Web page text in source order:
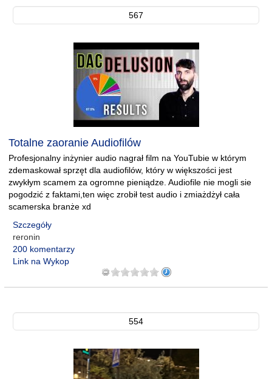
567
Totalne zaoranie Audiofilów
Profesjonalny inżynier audio nagrał film na YouTubie w którym
zdemaskował sprzęt dla audiofilów, który w większości jest
zwykłym scamem za ogromne pieniądze. Audiofile nie mogli sie
pogodzić z faktami,ten więc zrobił test audio i zmiażdżył cała
scamerska branże xd
Szczegóły
reronin
200 komentarzy
Link na Wykop
554